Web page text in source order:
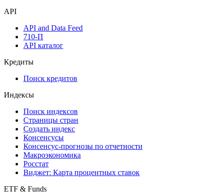
API
API and Data Feed
710-П
API каталог
Кредиты
Поиск кредитов
Индексы
Поиск индексов
Страницы стран
Создать индекс
Консенсусы
Консенсус-прогнозы по отчетности
Макроэкономика
Росстат
Виджет: Карта процентных ставок
ETF & Funds